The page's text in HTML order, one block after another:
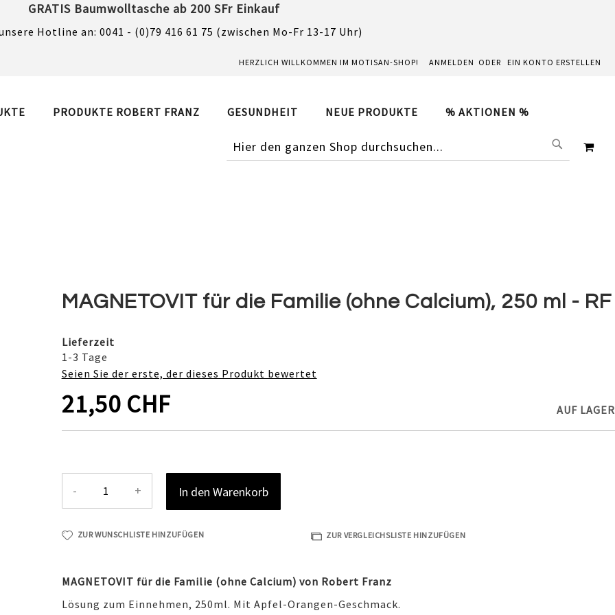
GRATIS Baumwolltasche ab 200 SFr Einkauf
Hotline an: 0041 - (0)79 416 61 75 (zwischen Mo-Fr 13-17 Uhr)
HERZLICH WILLKOMMEN IM MOTISAN-SHOP! ANMELDEN EIN KONTO ERSTELLEN
PRODUKTE ROBERT FRANZ GESUNDHEIT NEUE PRODUKTE % AKTIONEN %
SUCHE
MAGNETOVIT für die Familie (ohne Calcium), 250 ml - RF
Lieferzeit
1-3 Tage
Seien Sie der erste, der dieses Produkt bewertet
21,50 CHF AUF LAGER
- + In den Warenkorb
ZUR WUNSCHLISTE HINZUFÜGEN ZUR VERGLEICHSLISTE HINZUFÜGEN
MAGNETOVIT für die Familie (ohne Calcium) von Robert Franz
Lösung zum Einnehmen, 250ml. Mit Apfel-Orangen-Geschmack.